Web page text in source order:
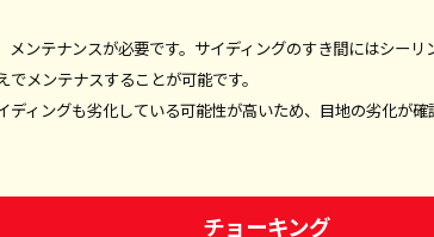
ンテナンスが必要です。サイディングのすき間にはシー
メンテナスすることが可能です。
ディングも劣化している可能性が高いため、目地の劣化が
チョーキング